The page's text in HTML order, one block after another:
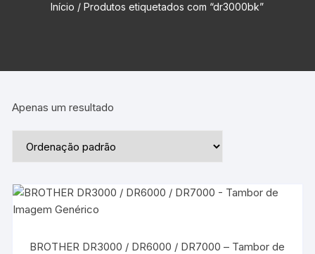
Início / Produtos etiquetados com “dr3000bk”
Apenas um resultado
BROTHER DR3000 / DR6000 / DR7000 – Tambor de